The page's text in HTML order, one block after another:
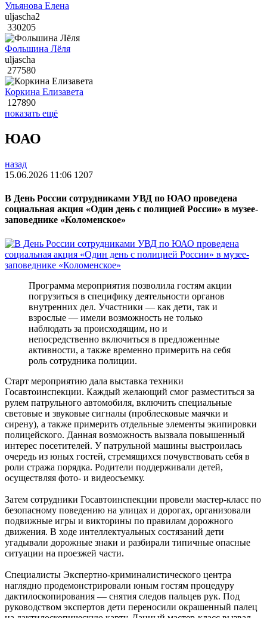
Ульянова Елена
uljascha2
330205
Фольшина Лёля
uljascha
277580
Коркина Елизавета
127890
показать ещё
ЮАО
назад
15.06.2026 11:06 1207
В День России сотрудниками УВД по ЮАО проведена
социальная акция «Один день с полицией России» в музее-
заповеднике «Коломенское»
Программа мероприятия позволила гостям акции
погрузиться в специфику деятельности органов
внутренних дел. Участники — как дети, так и
взрослые — имели возможность не только
наблюдать за происходящим, но и
непосредственно включиться в предложенные
активности, а также временно примерить на себя
роль сотрудника полиции.
Старт мероприятию дала выставка техники
Госавтоинспекции. Каждый желающий смог разместиться за
рулем патрульного автомобиля, включить специальные
световые и звуковые сигналы (проблесковые маячки и
сирену), а также примерить отдельные элементы экипировки
полицейского. Данная возможность вызвала повышенный
интерес посетителей. У патрульной машины выстроилась
очередь из юных гостей, стремящихся почувствовать себя в
роли стража порядка. Родители поддерживали детей,
осуществляя фото- и видеосъемку.
Затем сотрудники Госавтоинспекции провели мастер-класс по
безопасному поведению на улицах и дорогах, организовали
подвижные игры и викторины по правилам дорожного
движения. В ходе интеллектуальных состязаний дети
угадывали дорожные знаки и разбирали типичные опасные
ситуации на проезжей части.
Специалисты Экспертно-криминалистического центра
наглядно продемонстрировали юным гостям процедуру
дактилоскопирования — снятия следов пальцев рук. Под
руководством экспертов дети переносили окрашенный палец